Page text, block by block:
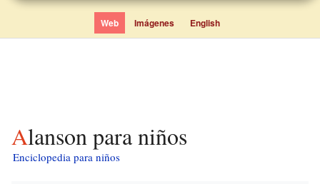
Web Imágenes English
Alanson para niños
Enciclopedia para niños